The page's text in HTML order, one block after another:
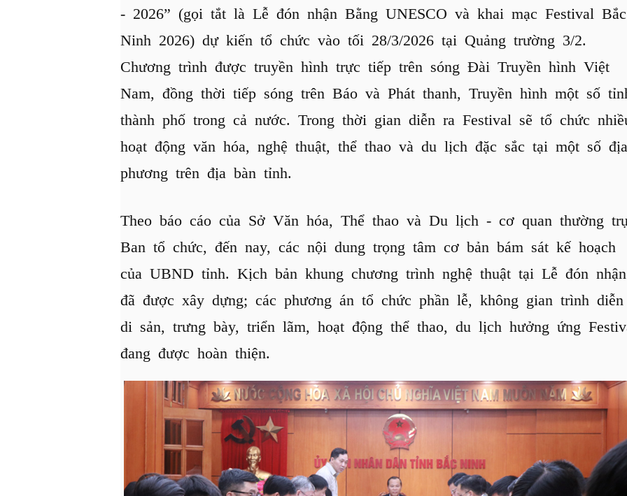
- 2026” (gọi tắt là Lễ đón nhận Bằng UNESCO và khai mạc Festival Bắc
Ninh 2026) dự kiến tổ chức vào tối 28/3/2026 tại Quảng trường 3/2.
Chương trình được truyền hình trực tiếp trên sóng Đài Truyền hình Việt
Nam, đồng thời tiếp sóng trên Báo và Phát thanh, Truyền hình một số
thành phố trong cả nước. Trong thời gian diễn ra Festival sẽ tổ chức
hoạt động văn hóa, nghệ thuật, thể thao và du lịch đặc sắc tại một số địa
phương trên địa bàn tỉnh.
Theo báo cáo của Sở Văn hóa, Thể thao và Du lịch - cơ quan thường
Ban tổ chức, đến nay, các nội dung trọng tâm cơ bản bám sát kế hoạch
của UBND tỉnh. Kịch bản khung chương trình nghệ thuật tại Lễ đón nhận
đã được xây dựng; các phương án tổ chức phần lễ, không gian trình diễn
di sản, trưng bày, triển lãm, hoạt động thể thao, du lịch hưởng ứng
đang được hoàn thiện.